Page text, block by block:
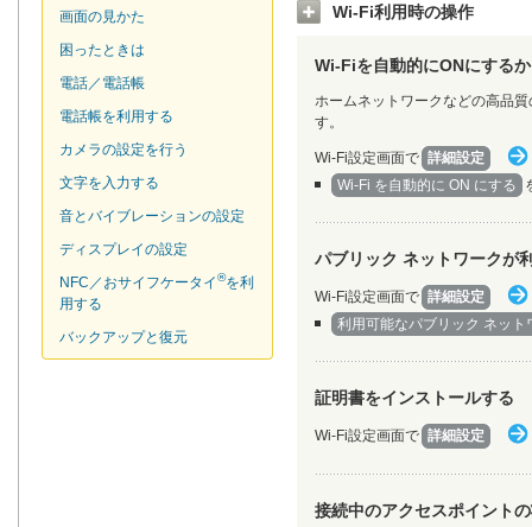
画面の見かた
困ったときは
電話／電話帳
電話帳を利用する
カメラの設定を行う
文字を入力する
音とバイブレーションの設定
ディスプレイの設定
NFC／おサイフケータイ®を利
用する
バックアップと復元
Wi-Fi利用時の操作
Wi-Fiを自動的にONにする
ホームネットワークなどの高品
す。
Wi-Fi設定画面で 詳細設定
Wi-Fi を自動的に ON にする
パブリック ネットワークが
Wi-Fi設定画面で 詳細設定
利用可能なパブリック ネット
証明書をインストールする
Wi-Fi設定画面で 詳細設定
接続中のアクセスポイント